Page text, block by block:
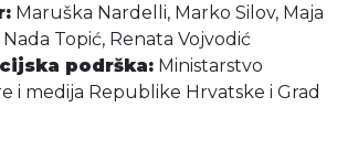
Maruška Nardelli, Marko Silov, Maja
Nada Topić, Renata Vojvodić
podrška: Ministarstvo
i medija Republike Hrvatske i Grad